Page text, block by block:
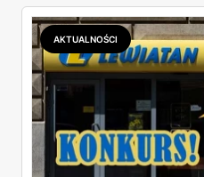
AKTUALNOŚCI